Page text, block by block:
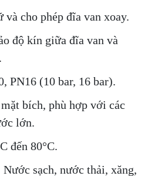
cho phép đĩa van xoay.
độ kín giữa đĩa van và
PN16 (10 bar, 16 bar).
bích, phù hợp với các
lớn.
đến 80°C.
sạch, nước thải, xăng,